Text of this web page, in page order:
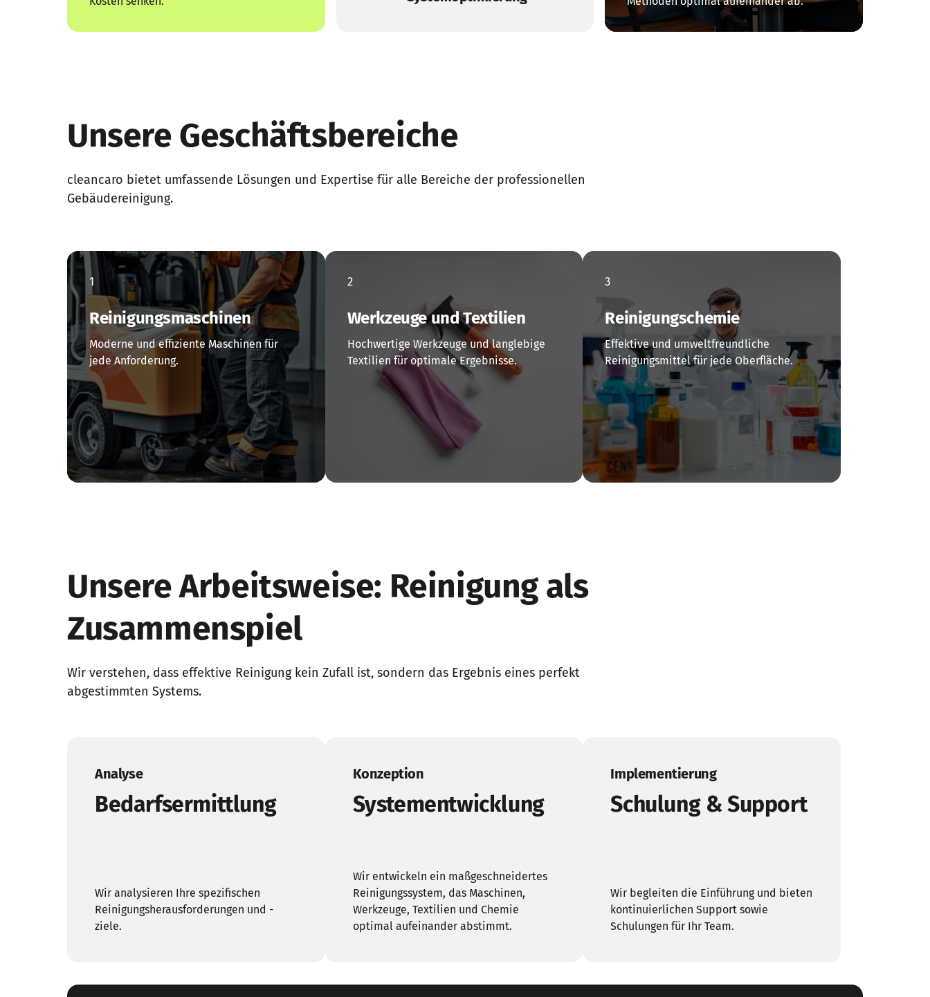
Unsere Geschäftsbereiche
cleancaro bietet umfassende Lösungen und Expertise für alle Bereiche der professionellen
Gebäudereinigung.
1
Reinigungsmaschinen
Moderne und effiziente Maschinen für
jede Anforderung.
2
Werkzeuge und Textilien
Hochwertige Werkzeuge und langlebige
Textilien für optimale Ergebnisse.
3
Reinigungschemie
Effektive und umweltfreundliche
Reinigungsmittel für jede Oberfläche.
Unsere Arbeitsweise: Reinigung als
Zusammenspiel
Wir verstehen, dass effektive Reinigung kein Zufall ist, sondern das Ergebnis eines perfekt
abgestimmten Systems.
Analyse
Bedarfsermittlung
Wir analysieren Ihre spezifischen
Reinigungsherausforderungen und -
ziele.
Konzeption
Systementwicklung
Wir entwickeln ein maßgeschneidertes
Reinigungssystem, das Maschinen,
Werkzeuge, Textilien und Chemie
optimal aufeinander abstimmt.
Implementierung
Schulung & Support
Wir begleiten die Einführung und bieten
kontinuierlichen Support sowie
Schulungen für Ihr Team.